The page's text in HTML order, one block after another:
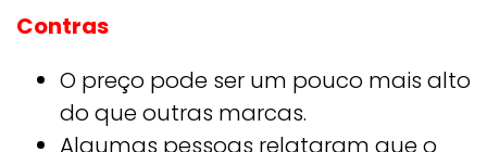
Contras
O preço pode ser um pouco mais alto
do que outras marcas.
Algumas pessoas relataram que o